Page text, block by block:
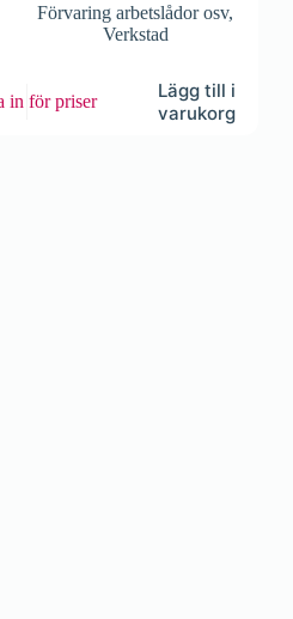
Förvaring arbetslådor osv,
Verkstad
in för priser
Lägg till i
varukorg